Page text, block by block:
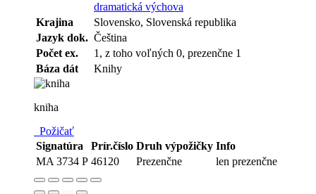
dramatická výchova
Krajina
Slovensko, Slovenská republika
Jazyk dok. Čeština
Počet ex.
1, z toho voľných 0, prezenčne 1
Báza dát
Knihy
kniha
Požičať
Signatúra
Prír.číslo Druh výpožičky Info
MA 3734 P 46120 Prezenčne len prezenčne